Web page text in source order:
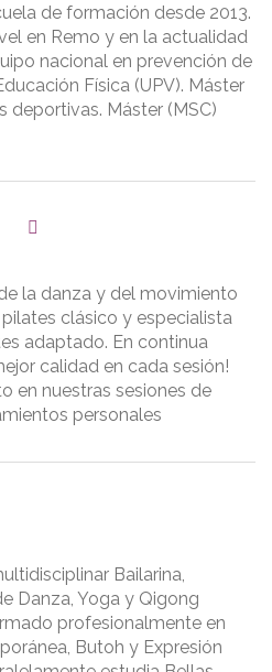
de formación desde 2013.
en Remo y en la actualidad
nacional en prevención de
Física (UPV). Máster
deportivas. Máster (MSC)
la danza y del movimiento
clásico y especialista
adaptado. En continua
calidad en cada sesión!
en nuestras sesiones de
personales
Bailarina,
Danza, Yoga y Qigong
profesionalmente en
Butoh y Expresión